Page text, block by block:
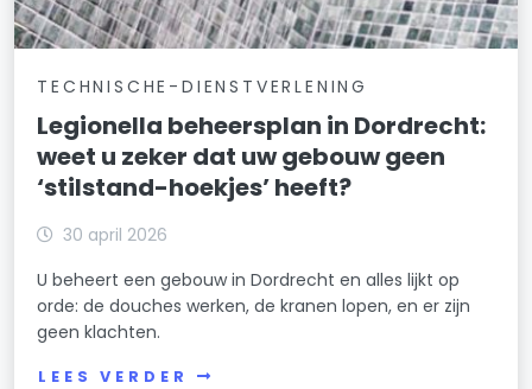
TECHNISCHE-DIENSTVERLENING
Legionella beheersplan in Dordrecht:
weet u zeker dat uw gebouw geen
‘stilstand-hoekjes’ heeft?
30 april 2026
U beheert een gebouw in Dordrecht en alles lijkt op
orde: de douches werken, de kranen lopen, en er zijn
geen klachten.
LEES VERDER